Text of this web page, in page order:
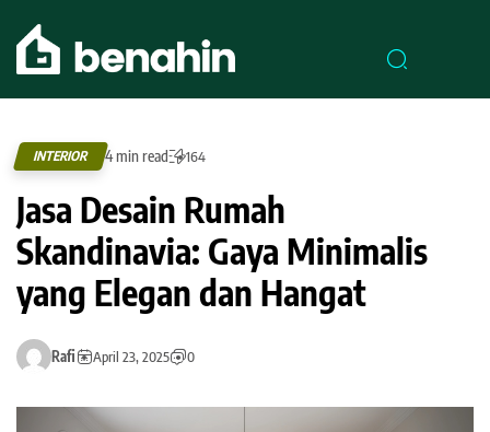
INTERIOR 4 min read 164
Jasa Desain Rumah
Skandinavia: Gaya Minimalis
yang Elegan dan Hangat
Rafi April 23, 2025 0